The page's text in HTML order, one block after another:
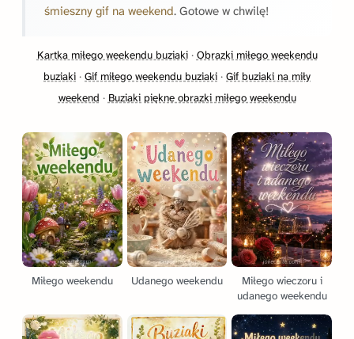
śmieszny gif na weekend. Gotowe w chwilę!
Kartka miłego weekendu buziaki· Obrazki miłego weekendu
buziaki · Gif miłego weekendu buziaki · Gif buziaki na miły
weekend · Buziaki piękne obrazki miłego weekendu
Miłego weekendu Udanego weekendu
Miłego wieczoru i
udanego weekendu